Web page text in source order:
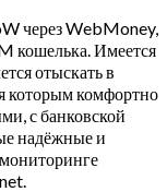
через WebMoney,
кошелька. Имеется
отыскать в
которым комфортно
с банковской
надёжные и